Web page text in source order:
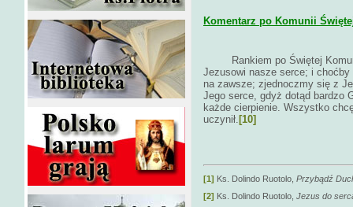
Komentarz po Komunii
Rankiem po Świętej
Jezusowi nasze serce; i choćby
na zawsze; zjednoczmy się z
Jego serce, gdyż dotąd bardzo
każde cierpienie. Wszystko
uczynił. [10]
[1] Ks. Dolindo Ruotolo, Przybądź
[2] Ks. Dolindo Ruotolo, Jezus do